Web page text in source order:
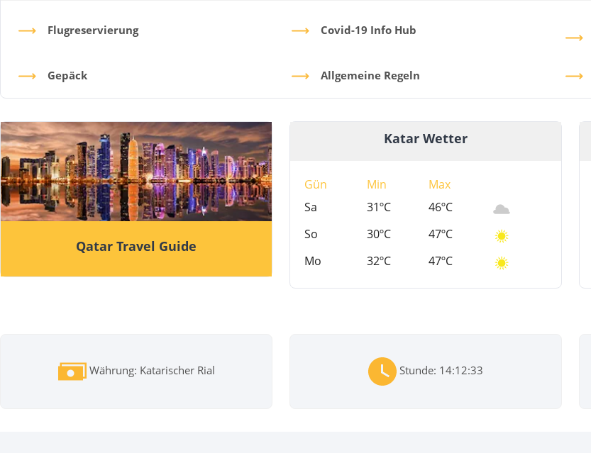
Flugreservierung Covid-19 Info Hub
Gepäck Allgemeine Regeln
Qatar Travel Guide
Katar Wetter
Gün Min
Max
Sa
31ºC
46ºC
So
30ºC
47ºC
Mo
32ºC 47ºC
Währung: Katarischer Rial Stunde: 14:12:33